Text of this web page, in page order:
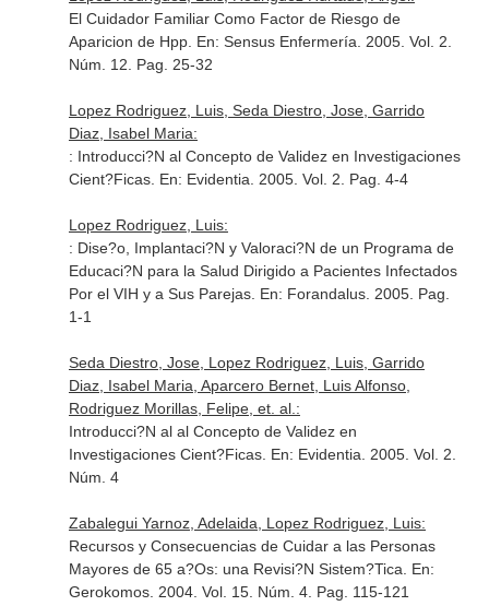
El Cuidador Familiar Como Factor de Riesgo de
Aparicion de Hpp. En: Sensus Enfermería . 2005. Vol. 2.
Núm. 12. Pag. 25-32
Lopez Rodriguez, Luis, Seda Diestro, Jose, Garrido
Diaz, Isabel Maria:
: Introducci?N al Concepto de Validez en Investigaciones
Cient?Ficas. En: Evidentia . 2005. Vol. 2. Pag. 4-4
Lopez Rodriguez, Luis:
: Dise?o, Implantaci?N y Valoraci?N de un Programa de
Educaci?N para la Salud Dirigido a Pacientes Infectados
Por el VIH y a Sus Parejas. En: Forandalus. 2005. Pag.
1-1
Seda Diestro, Jose, Lopez Rodriguez, Luis, Garrido
Diaz, Isabel Maria, Aparcero Bernet, Luis Alfonso,
Rodriguez Morillas, Felipe, et. al.:
Introducci?N al al Concepto de Validez en
Investigaciones Cient?Ficas. En: Evidentia . 2005. Vol. 2.
Núm. 4
Zabalegui Yarnoz, Adelaida, Lopez Rodriguez, Luis:
Recursos y Consecuencias de Cuidar a las Personas
Mayores de 65 a?Os: una Revisi?N Sistem?Tica. En:
Gerokomos. 2004. Vol. 15. Núm. 4. Pag. 115-121